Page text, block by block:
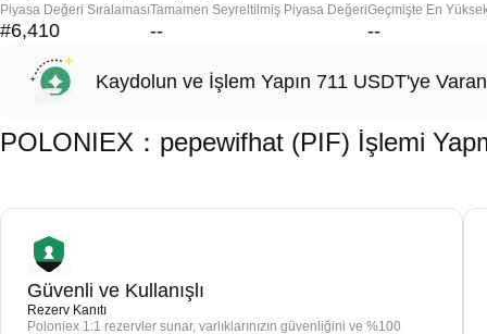
Piyasa Değeri Sıralaması
#6,410
Tamamen Seyreltilmiş Piyasa Değeri
--
Geçmişte En
--
Kaydolun ve İşlem Yapın 711 USDT'ye
POLONIEX：pepewifhat (PIF) İşlemi
Güvenli ve Kullanışlı
Rezerv Kanıtı
Poloniex 1:1 rezervler sunar, varlıklarınızın güvenliğini ve %100